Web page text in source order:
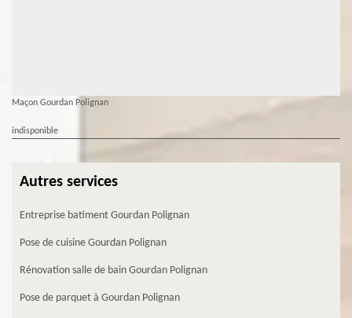
Maçon Gourdan Polignan
indisponible
Autres services
Entreprise batiment Gourdan Polignan
Pose de cuisine Gourdan Polignan
Rénovation salle de bain Gourdan Polignan
Pose de parquet à Gourdan Polignan